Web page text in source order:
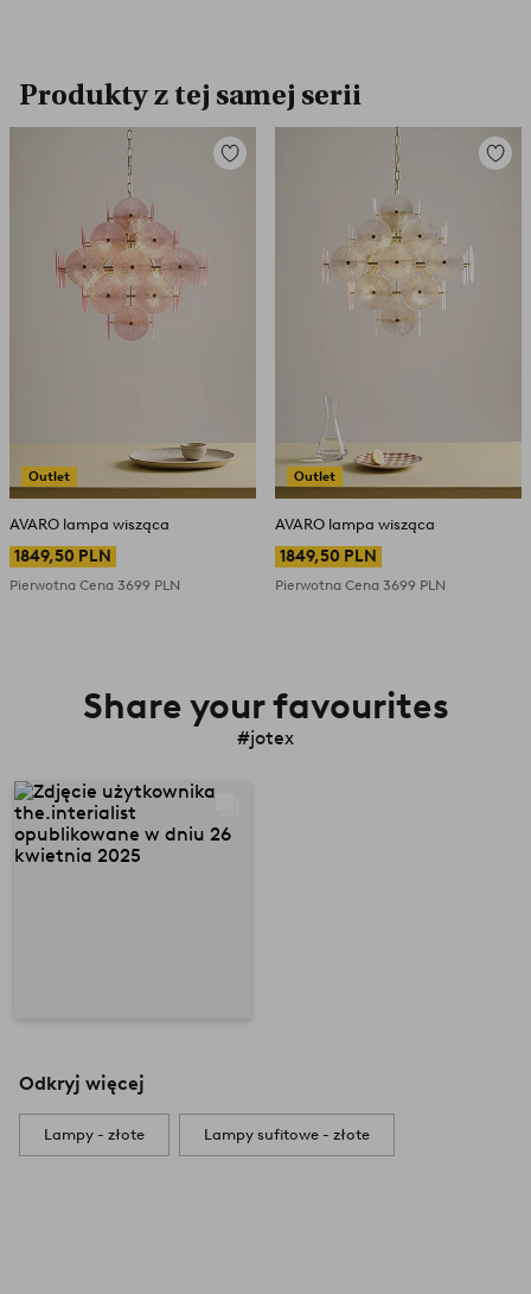
Produkty z tej samej serii
Outlet
Dodaj
AVARO lampa wisząca
1849,50 PLN
Pierwotna Cena 3699 PLN
Outlet
Dodaj
AVARO lampa wisząca
1849,50 PLN
Pierwotna Cena 3699 PLN
Share your favourites
#jotex
Odkryj więcej
Lampy - złote Lampy sufitowe - złote